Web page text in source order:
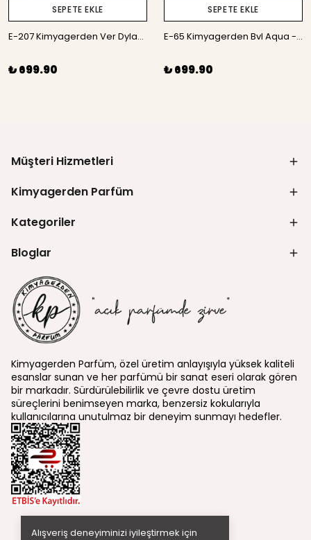
Alışveriş deneyiminizi iyileştirmek için
SEPETE EKLE
E-207 Kimyagerden Ver Dylan Blue - 50 ml
₺ 699.90
SEPETE EKLE
E-65 Kimyagerden Bvl Aqua - 50 ml
₺ 699.90
Müşteri Hizmetleri
Kimyagerden Parfüm
Kategoriler
Bloglar
Kimyagerden Parfüm, özel üretim anlayışıyla yüksek kaliteli
esanslar sunan ve her parfümü bir sanat eseri olarak gören
bir markadır. Sürdürülebilirlik ve çevre dostu üretim
süreçlerini benimseyen marka, benzersiz kokularıyla
kullanıcılarına unutulmaz bir deneyim sunmayı hedefler.